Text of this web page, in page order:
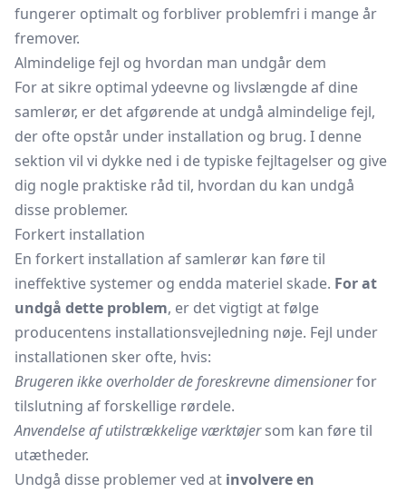
fungerer optimalt og forbliver problemfri i mange år
fremover.
Almindelige fejl og hvordan man undgår dem
For at sikre optimal ydeevne og livslængde af dine
samlerør, er det afgørende at undgå almindelige fejl,
der ofte opstår under installation og brug. I denne
sektion vil vi dykke ned i de typiske fejltagelser og give
dig nogle praktiske råd til, hvordan du kan undgå
disse problemer.
Forkert installation
En forkert installation af samlerør kan føre til
ineffektive systemer og endda materiel skade. For at
undgå dette problem, er det vigtigt at følge
producentens installationsvejledning nøje. Fejl under
installationen sker ofte, hvis:
Brugeren ikke overholder de foreskrevne dimensionerfor
tilslutning af forskellige rørdele.
Anvendelse af utilstrækkelige værktøjersom kan føre til
utætheder.
Undgå disse problemer ved at involvere en